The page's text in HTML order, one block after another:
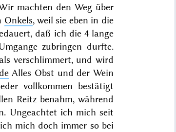
machten den Weg über
Onkels, weil sie eben in die
daß ich die 4 lange
zubringen durfte.
verschlimmert, und wird
Alles Obst und der Wein
vollkommen bestätigt
Reitz benahm, während
Ungeachtet ich mich seit
mich doch immer so bei